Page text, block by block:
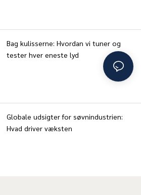
Bag kulisserne: Hvordan vi tuner og
tester hver eneste lyd
Globale udsigter for søvnindustrien:
Hvad driver væksten